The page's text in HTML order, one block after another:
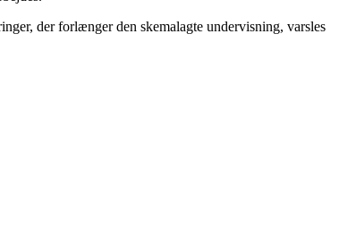
der forlænger den skemalagte undervisning, varsles